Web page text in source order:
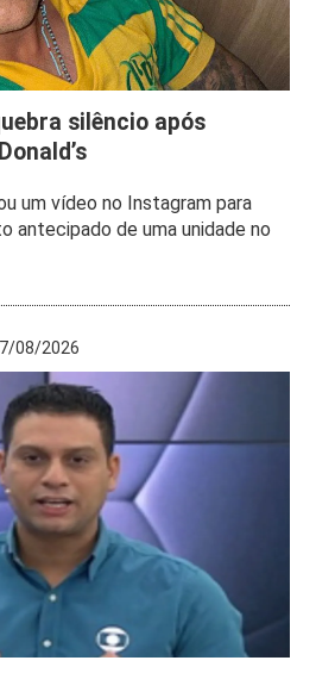
silêncio após
um vídeo no Instagram para
antecipado de uma unidade no
08/2026